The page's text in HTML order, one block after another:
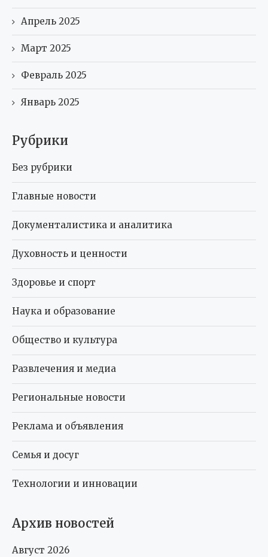
Апрель 2025
Март 2025
Февраль 2025
Январь 2025
Рубрики
Без рубрики
Главные новости
Документалистика и аналитика
Духовность и ценности
Здоровье и спорт
Наука и образование
Общество и культура
Развлечения и медиа
Региональные новости
Реклама и объявления
Семья и досуг
Технологии и инновации
Архив новостей
Август 2026